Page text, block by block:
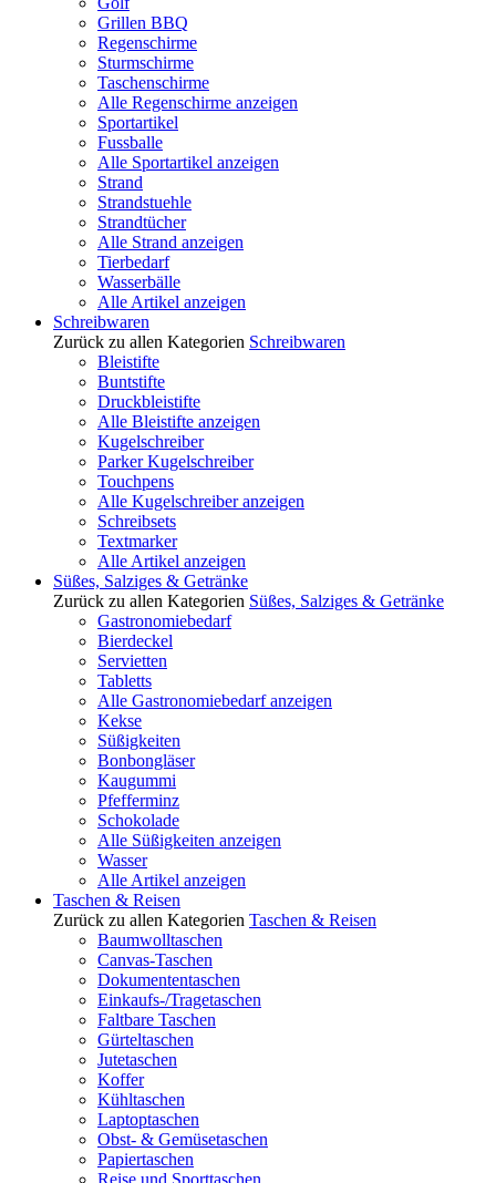
Grillen BBQ
Regenschirme
Sturmschirme
Taschenschirme
Alle Regenschirme anzeigen
Sportartikel
Fussballe
Alle Sportartikel anzeigen
Strand
Strandstuehle
Strandtücher
Alle Strand anzeigen
Tierbedarf
Wasserbälle
Alle Artikel anzeigen
Schreibwaren
Zurück zu allen Kategorien Schreibwaren
Bleistifte
Buntstifte
Druckbleistifte
Alle Bleistifte anzeigen
Kugelschreiber
Parker Kugelschreiber
Touchpens
Alle Kugelschreiber anzeigen
Schreibsets
Textmarker
Alle Artikel anzeigen
Süßes, Salziges & Getränke
Zurück zu allen Kategorien Süßes, Salziges & Getränke
Gastronomiebedarf
Bierdeckel
Servietten
Tabletts
Alle Gastronomiebedarf anzeigen
Kekse
Süßigkeiten
Bonbongläser
Kaugummi
Pfefferminz
Schokolade
Alle Süßigkeiten anzeigen
Wasser
Alle Artikel anzeigen
Taschen & Reisen
Zurück zu allen Kategorien Taschen & Reisen
Baumwolltaschen
Canvas-Taschen
Dokumententaschen
Einkaufs-/Tragetaschen
Faltbare Taschen
Gürteltaschen
Jutetaschen
Koffer
Kühltaschen
Laptoptaschen
Obst- & Gemüsetaschen
Papiertaschen
Reise und Sporttaschen